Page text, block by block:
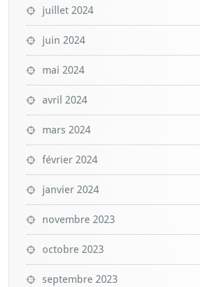
juillet 2024
juin 2024
mai 2024
avril 2024
mars 2024
février 2024
janvier 2024
novembre 2023
octobre 2023
septembre 2023